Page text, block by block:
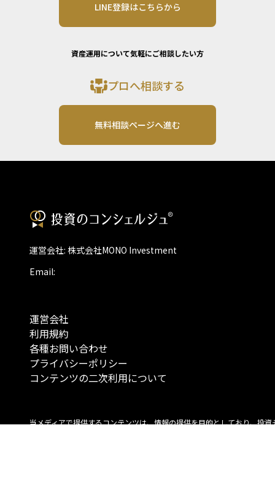
LINE登録はこちらから
資産運用について気軽にご相談したい方
プロへ相談する
無料相談ページへ進む
運営会社: 株式会社MONO Investment
Email:
運営会社
利用規約
各種お問い合わせ
プライバシーポリシー
コンテンツの二次利用について
当メディアで提供するコンテンツは、情報の提供を目的としており、投資